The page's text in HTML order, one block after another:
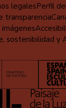
legalesPerfil
transparencia
imágenes
sostenibilidad y